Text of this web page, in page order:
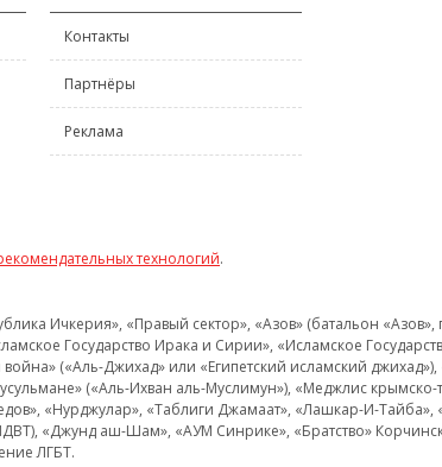
Контакты
Партнёры
Реклама
технологий.
Ичкерия», «Правый сектор», «Азов» (батальон «Азов»,
Государство Ирака и Сирии», «Исламское
(«Аль-Джихад» или «Египетский исламский джихад»),
(«Аль-Ихван аль-Муслимун»), «Меджлис крымско-
«Нурджулар», «Таблиги Джамаат», «Лашкар-И-Тайба»,
«Джунд аш-Шам», «АУМ Синрике», «Братство»
ЛГБТ.